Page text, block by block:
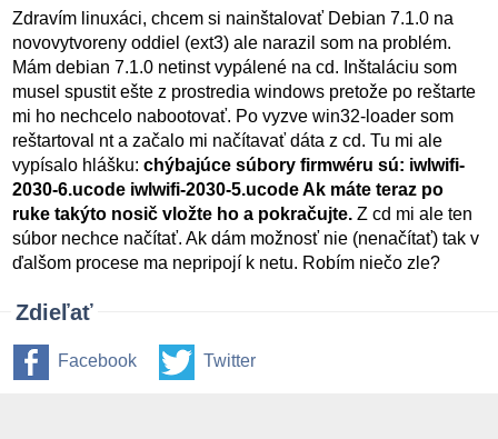
Zdravím linuxáci, chcem si nainštalovať Debian 7.1.0 na
novovytvoreny oddiel (ext3) ale narazil som na problém.
Mám debian 7.1.0 netinst vypálené na cd. Inštaláciu som
musel spustit ešte z prostredia windows pretože po reštarte
mi ho nechcelo nabootovať. Po vyzve win32-loader som
reštartoval nt a začalo mi načítavať dáta z cd. Tu mi ale
vypísalo hlášku:chýbajúce súbory firmwéru sú: iwlwifi-
2030-6.ucode iwlwifi-2030-5.ucode Ak máte teraz po
ruke takýto nosič vložte ho a pokračujte. Z cd mi ale ten
súbor nechce načítať. Ak dám možnosť nie (nenačítať) tak v
ďalšom procese ma nepripojí k netu. Robím niečo zle?
Zdieľať
Facebook Twitter